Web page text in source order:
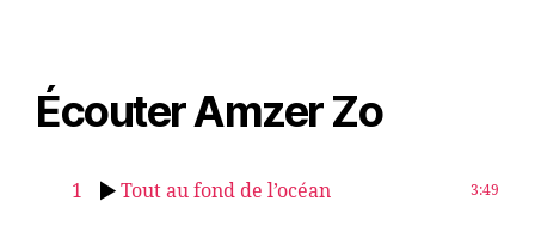
Écouter Amzer Zo
1 Tout au fond de l’océan 3:49